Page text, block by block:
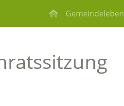
Gemeindeleben